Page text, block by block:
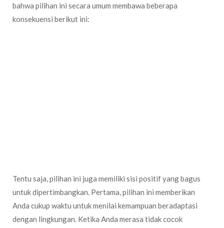
bahwa pilihan ini secara umum membawa beberapa
konsekuensi berikut ini:
Tentu saja, pilihan ini juga memiliki sisi positif yang bagus
untuk dipertimbangkan. Pertama, pilihan ini memberikan
Anda cukup waktu untuk menilai kemampuan beradaptasi
dengan lingkungan. Ketika Anda merasa tidak cocok